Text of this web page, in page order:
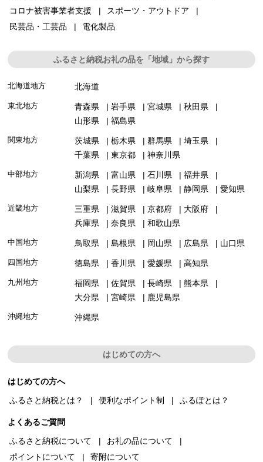
コロナ被害事業者支援
スポーツ・アウトドア
民芸品・工芸品
電化製品
ふるさと納税お礼の品を「地域」から探す
北海道地方 北海道
東北地方 青森県 岩手県 宮城県
秋田県
山形県
福島県
関東地方 茨城県 栃木県 群馬県
埼玉県
千葉県
東京都 神奈川県
中部地方 新潟県 富山県 石川県
福井県
山梨県
長野県 岐阜県 静岡県 愛知県
近畿地方 三重県 滋賀県 京都府
大阪府
兵庫県
奈良県 和歌山県
中国地方 鳥取県 島根県 岡山県 広島県 山口県
四国地方 徳島県 香川県 愛媛県 高知県
九州地方 福岡県 佐賀県 長崎県
熊本県
大分県
宮崎県 鹿児島県
沖縄地方 沖縄県
はじめての方へ
はじめての方へ
ふるさと納税とは？
便利なポイント制 ふるぽとは？
よくあるご質問
ふるさと納税について
お礼の品について
ポイントについて
寄附について